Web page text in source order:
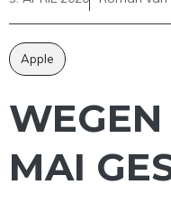
Apple
MAI